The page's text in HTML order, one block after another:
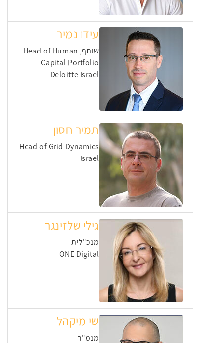
עידו נמיר
שותף, Head of Human
Capital Portfolio
Deloitte Israel
תמיר חסון
Head of Grid Dynamics
Israel
גילי שלזינגר
מנכ"לית
ONE Digital
שי מיקהל
מנמ"ר